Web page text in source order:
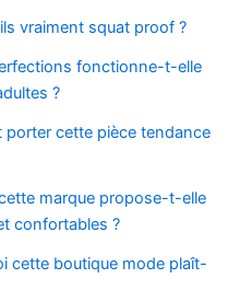
vraiment squat proof ?
fonctionne-t-elle
?
cette pièce tendance
marque propose-t-elle
confortables ?
cette boutique mode plaît-